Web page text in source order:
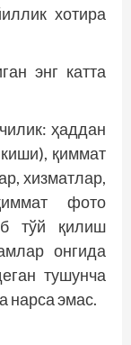
хотира
энг катта
ҳаддан
қиммат
хизматлар,
фото
тўй қилиш
онгида
тушунча
нарса эмас.